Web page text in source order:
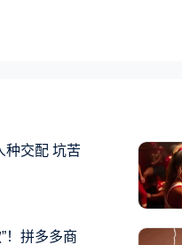
种交配 坑苦
！拼多多商